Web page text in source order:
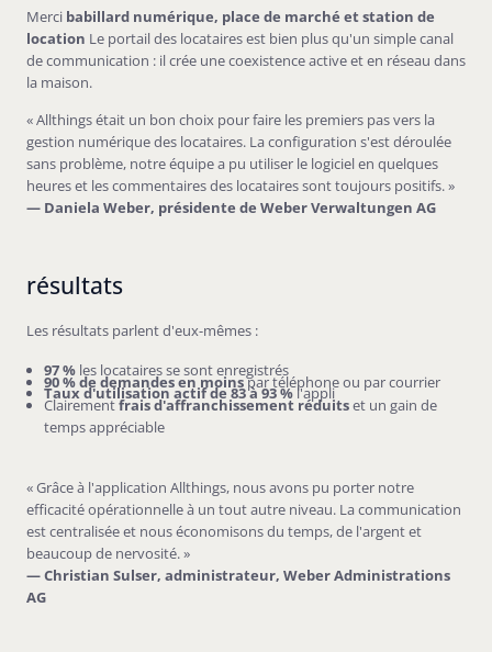
Merci babillard numérique, place de marché et station de
location Le portail des locataires est bien plus qu'un simple canal
de communication : il crée une coexistence active et en réseau dans
la maison.
« Allthings était un bon choix pour faire les premiers pas vers la
gestion numérique des locataires. La configuration s'est déroulée
sans problème, notre équipe a pu utiliser le logiciel en quelques
heures et les commentaires des locataires sont toujours positifs. »
— Daniela Weber, présidente de Weber Verwaltungen AG
résultats
Les résultats parlent d'eux-mêmes :
97 %les locataires se sont enregistrés
90 % de demandes en moinspar téléphone ou par courrier
Taux d'utilisation actif de 83 à 93 %l'appli
Clairementfrais d'affranchissement réduitset un gain de
temps appréciable
« Grâce à l'application Allthings, nous avons pu porter notre
efficacité opérationnelle à un tout autre niveau. La communication
est centralisée et nous économisons du temps, de l'argent et
beaucoup de nervosité. »
— Christian Sulser, administrateur, Weber Administrations
AG